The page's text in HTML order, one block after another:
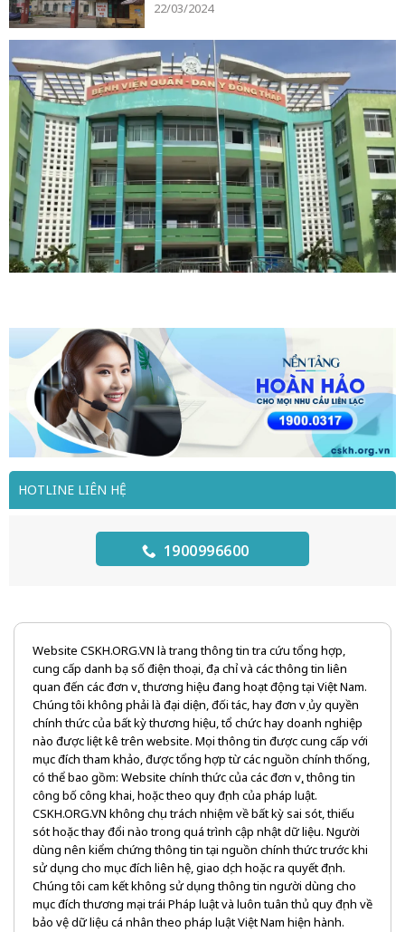
HOTLINE LIÊN HỆ
1900996600
22/03/2024
Website CSKH.ORG.VN là trang thông tin tra cứu tổng hợp,
cung cấp danh bạ số điện thoại, địa chỉ và các thông tin liên
quan đến các đơn vị, thương hiệu đang hoạt động tại Việt Nam.
Chúng tôi không phải là đại diện, đối tác, hay đơn vị ủy quyền
chính thức của bất kỳ thương hiệu, tổ chức hay doanh nghiệp
nào được liệt kê trên website. Mọi thông tin được cung cấp với
mục đích tham khảo, được tổng hợp từ các nguồn chính thống,
có thể bao gồm: Website chính thức của các đơn vị, thông tin
công bố công khai, hoặc theo quy định của pháp luật.
CSKH.ORG.VN không chịu trách nhiệm về bất kỳ sai sót, thiếu
sót hoặc thay đổi nào trong quá trình cập nhật dữ liệu. Người
dùng nên kiểm chứng thông tin tại nguồn chính thức trước khi
sử dụng cho mục đích liên hệ, giao dịch hoặc ra quyết định.
Chúng tôi cam kết không sử dụng thông tin người dùng cho
mục đích thương mại trái Pháp luật và luôn tuân thủ quy định về
bảo vệ dữ liệu cá nhân theo pháp luật Việt Nam hiện hành.